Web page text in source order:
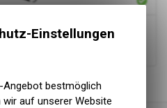
Einstellungen
Angebot bestmöglich
auf unserer Website